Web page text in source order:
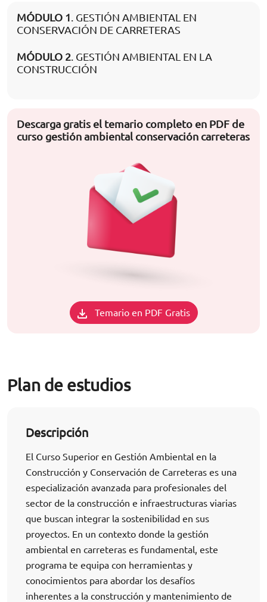
MÓDULO 1. GESTIÓN AMBIENTAL EN
CONSERVACIÓN DE CARRETERAS
MÓDULO 2. GESTIÓN AMBIENTAL EN LA
CONSTRUCCIÓN
Descarga gratis el temario completo en PDF de
curso gestión ambiental conservación carreteras
Temario en PDF Gratis
Plan de estudios
Descripción
El Curso Superior en Gestión Ambiental en la
Construcción y Conservación de Carreteras es una
especialización avanzada para profesionales del
sector de la construcción e infraestructuras viarias
que buscan integrar la sostenibilidad en sus
proyectos. En un contexto donde la gestión
ambiental en carreteras es fundamental, este
programa te equipa con herramientas y
conocimientos para abordar los desafíos
inherentes a la construcción y mantenimiento de